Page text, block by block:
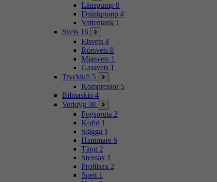
Länspump 8
Dränkpump 4
Vattentank 1
Svets 16
Elsvets 4
Rörsvets 8
Migsvets 1
Gassvets 1
Tryckluft 5
Kompressor 5
Bilmaskin 4
Verktyg 38
Fogspruta 2
Kofot 1
Slägga 1
Hammare 6
Tång 2
Stensax 1
Profilsax 2
Spett 1